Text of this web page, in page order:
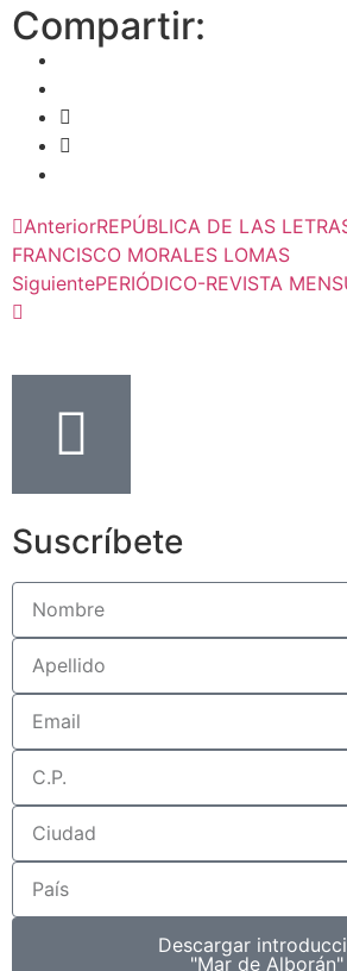
Compartir:
AnteriorREPÚBLICA DE LAS
FRANCISCO MORALES LOMAS
Siguiente
Suscríbete
Descargar
"Mar de Alborán"